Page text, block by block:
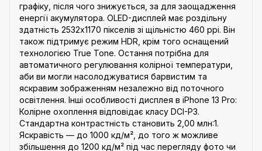
графіку, після чого знижується, за для заощадження
енергії акумулятора. OLED-дисплей має роздільну
здатність 2532x1170 пікселів зі щільністю 460 ppi. Він
також підтримує режим HDR, крім того оснащений
технологією True Tone. Остання потрібна для
автоматичного регулювання колірної температури,
аби ви могли насолоджуватися барвистим та
яскравим зображенням незалежно від поточного
освітлення. Інші особливості дисплея в iPhone 13 Pro:
Колірне охоплення відповідає класу DCI-P3.
Стандартна контрастність становить 2,00 млн:1.
Яскравість — до 1000 кд/м², до того ж можливе
збільшення до 1200 кд/м² під час перегляду фото чи